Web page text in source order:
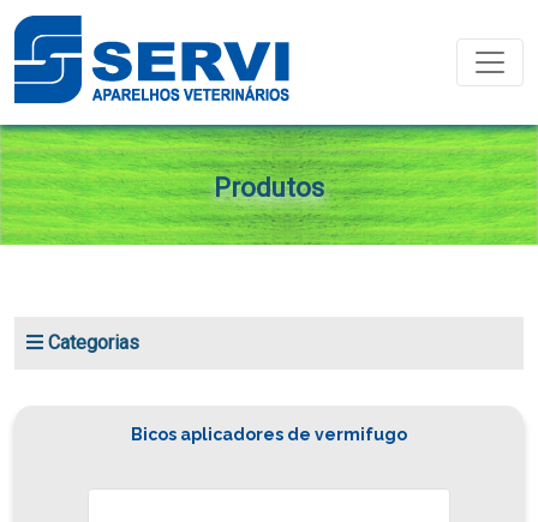
Produtos
Categorias
Bicos aplicadores de vermifugo